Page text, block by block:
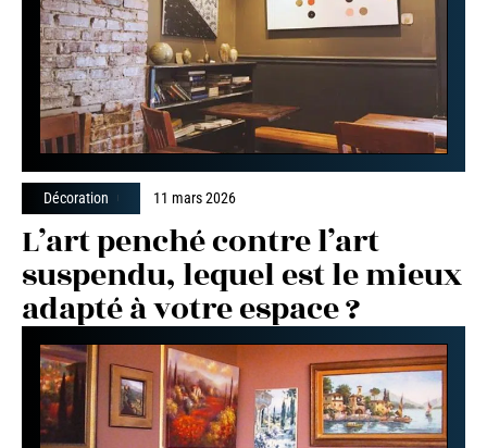
Décoration 11 mars 2026
L’art penché contre l’art
suspendu, lequel est le mieux
adapté à votre espace ?